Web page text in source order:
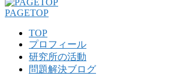
PAGETOP
TOP
プロフィール
研究所の活動
問題解決ブログ